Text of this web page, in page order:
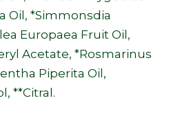
Oil, *Simmonsdia
Europaea Fruit Oil,
Acetate, *Rosmarinus
Piperita Oil,
**Citral.